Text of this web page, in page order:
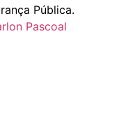
Pública.
Pascoal